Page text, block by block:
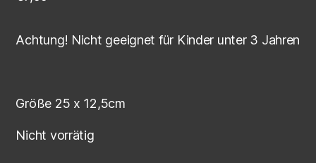
Achtung! Nicht geeignet für Kinder unter 3 Jahren
Größe 25 x 12,5cm
Nicht vorrätig